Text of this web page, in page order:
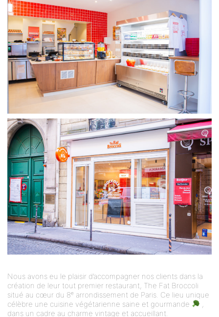
Nous avons eu le plaisir d’accompagner nos clients dans la
création de leur tout premier restaurant, The Fat Broccoli
situé au cœur du 8ᵉ arrondissement de Paris. Ce lieu unique
célèbre une cuisine végétarienne saine et gourmande
,
dans un cadre au charme vintage et accueillant.